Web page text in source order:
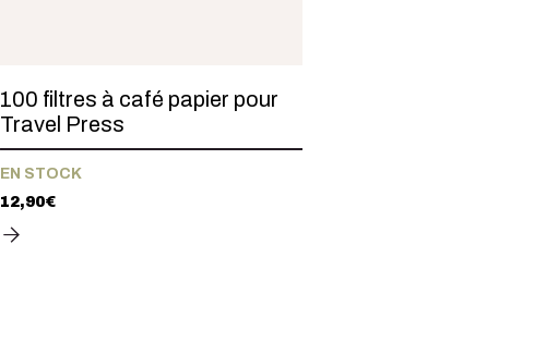
100 filtres à café papier pour
Travel Press
EN STOCK
12,90€